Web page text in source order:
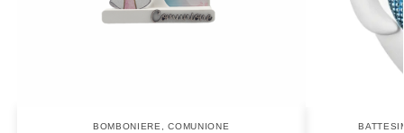
BOMBONIERE ,COMUNIONE